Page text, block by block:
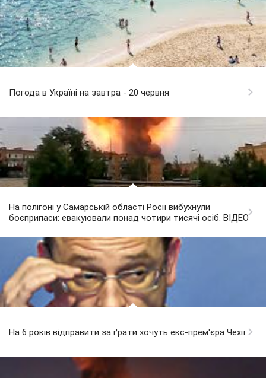
Погода в Україні на завтра - 20 червня
На полігоні у Самарській області Росії вибухнули
боєприпаси: евакуювали понад чотири тисячі осіб. ВІДЕО
На 6 років відправити за ґрати хочуть екс-прем'єра Чехії